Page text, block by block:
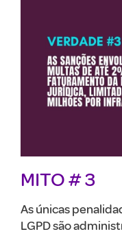
MITO# 3
As únicas
LGPD são